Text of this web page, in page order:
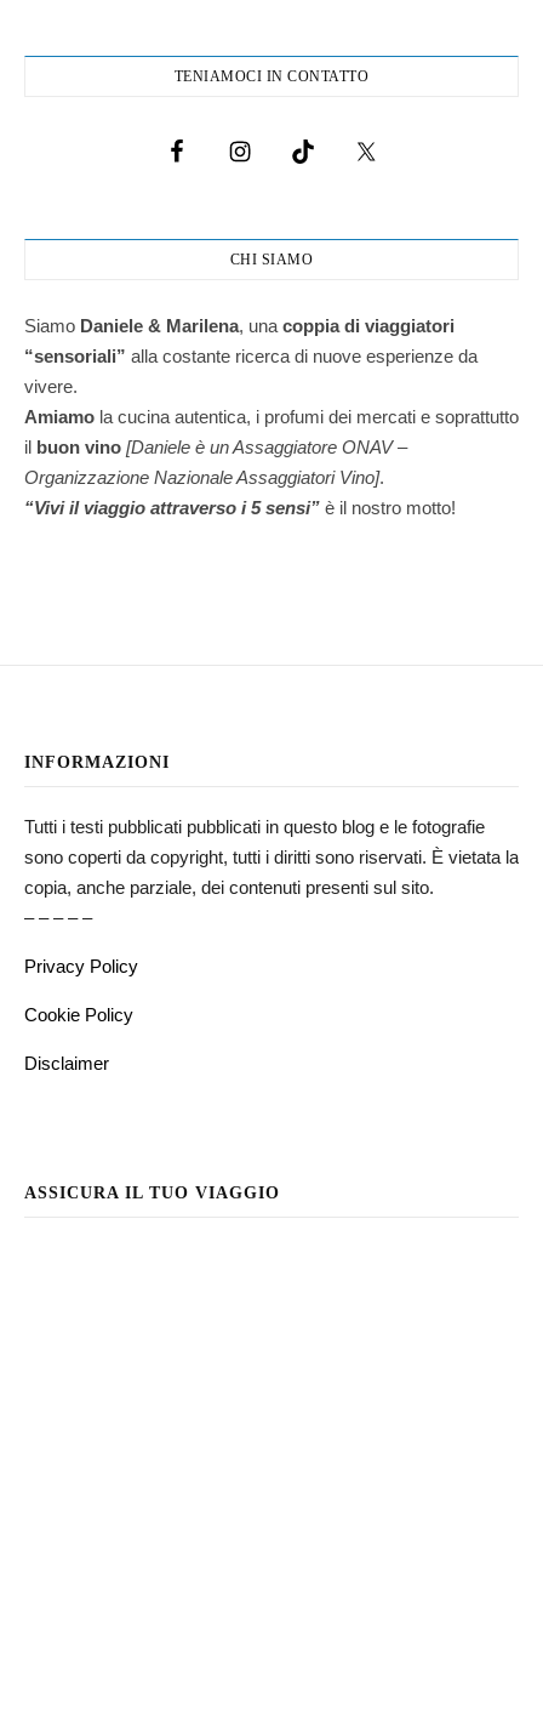
TENIAMOCI IN CONTATTO
CHI SIAMO
Siamo Daniele & Marilena, una coppia di viaggiatori
“sensoriali” alla costante ricerca di nuove esperienze da
vivere.
Amiamo la cucina autentica, i profumi dei mercati e soprattutto
il buon vino [Daniele è un Assaggiatore ONAV –
Organizzazione Nazionale Assaggiatori Vino].
“Vivi il viaggio attraverso i 5 sensi” è il nostro motto!
INFORMAZIONI
Tutti i testi pubblicati pubblicati in questo blog e le fotografie
sono coperti da copyright, tutti i diritti sono riservati. È vietata la
copia, anche parziale, dei contenuti presenti sul sito.
– – – – –
Privacy Policy
Cookie Policy
Disclaimer
ASSICURA IL TUO VIAGGIO